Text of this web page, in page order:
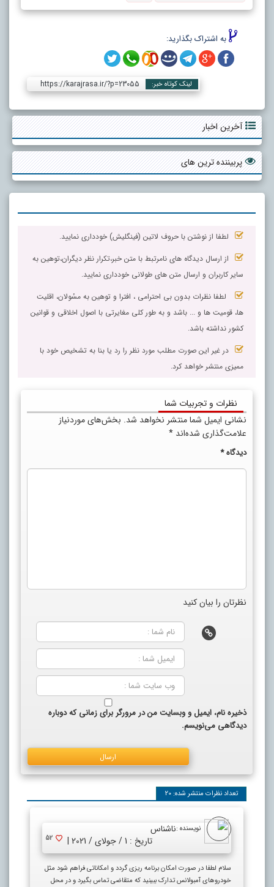
به اشتراک بگذارید:
لینک کوتاه خبر: https://karajrasa.ir/?p=23055
آخرین اخبار
پربیننده ترین های
لطفا از نوشتن با حروف لاتین (فینگلیش) خودداری نمایید.
از ارسال دیدگاه های نامرتبط با متن خبر،تکرار نظر دیگران،توهین به
سایر کاربران و ارسال متن های طولانی خودداری نمایید.
لطفا نظرات بدون بی احترامی ، افترا و توهین به مسٔولان، اقلیت
ها، قومیت ها و ... باشد و به طور کلی مغایرتی با اصول اخلاقی و قوانین
کشور نداشته باشد.
در غیر این صورت مطلب مورد نظر را رد یا بنا به تشخیص خود با
ممیزی منتشر خواهد کرد.
نظرات و تجربیات شما
نشانی ایمیل شما منتشر نخواهد شد. بخش‌های موردنیاز
علامت‌گذاری شده‌اند *
دیدگاه*
نظرتان را بیان کنید
ذخیره نام، ایمیل و وبسایت من در مرورگر برای زمانی که دوباره
دیدگاهی می‌نویسم.
تعداد نظرات منتشر شده: 20
نویسنده :ناشناس
تاریخ : 1 / جولای / 2021 |
52
سلام لطفا در صورت امکان برنامه ریزی گردد و امکاناتی فراهم شود مثل
خودروهای آمبولانس تدارک ببینید که متقاضی تماس بگیرد و در محل